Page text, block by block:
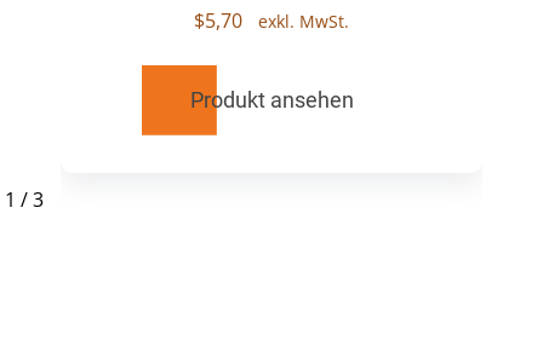
$5,70
Produkt ansehen
1 /3